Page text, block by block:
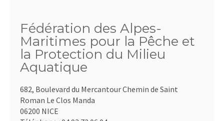
Fédération des Alpes-
Maritimes pour la Pêche et
la Protection du Milieu
Aquatique
682, Boulevard du Mercantour Chemin de Saint
Roman Le Clos Manda
06200 NICE